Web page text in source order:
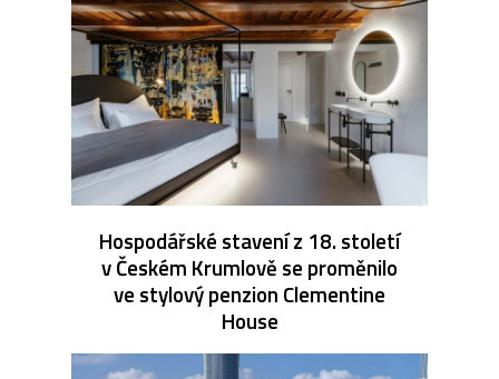
Hospodářské stavení z 18. století
v Českém Krumlově se proměnilo
ve stylový penzion Clementine
House